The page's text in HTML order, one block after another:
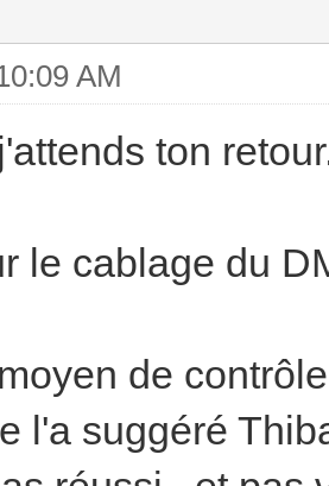
AM
ton
le cablage du
de
l'a suggéré